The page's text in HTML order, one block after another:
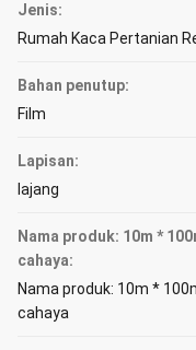
Jenis:
Rumah Kaca Pertanian
Bahan penutup:
Film
Lapisan:
lajang
Nama produk: 10m *
cahaya:
Nama produk: 10m *
cahaya